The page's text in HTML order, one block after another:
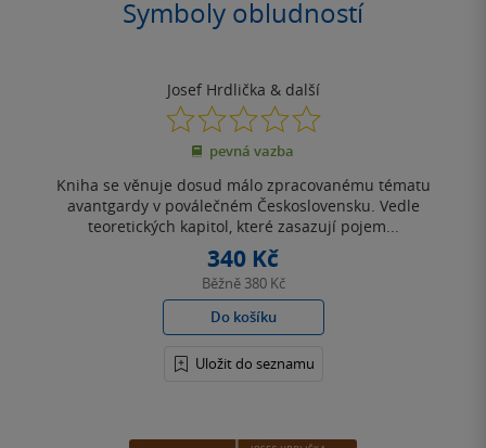
Symboly obludností
Josef Hrdlička & další
0.0
z
5
pevná vazba
Kniha se věnuje dosud málo zpracovanému tématu
avantgardy v poválečném Československu. Vedle
teoretických kapitol, které zasazují pojem...
340 Kč
Běžně 380 Kč
Do košíku
Uložit do seznamu